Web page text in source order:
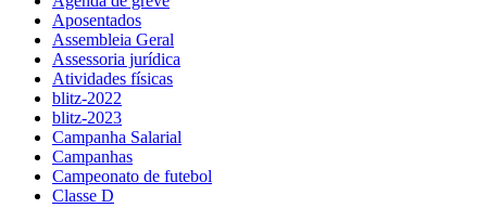
Aposentados
Assembleia Geral
Assessoria jurídica
Atividades físicas
blitz-2022
blitz-2023
Campanha Salarial
Campanhas
Campeonato de futebol
Classe D